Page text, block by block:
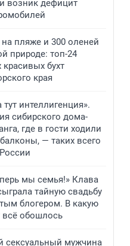
возник дефицит
пляже и 300 оленей
природе: топ-24
бухт
края
интеллигенция».
сибирского дома-
где в гости ходили
— таких всего
мы семья!» Клава
тайную свадьбу
блогером. В какую
всё обошлось
сексуальный мужчина